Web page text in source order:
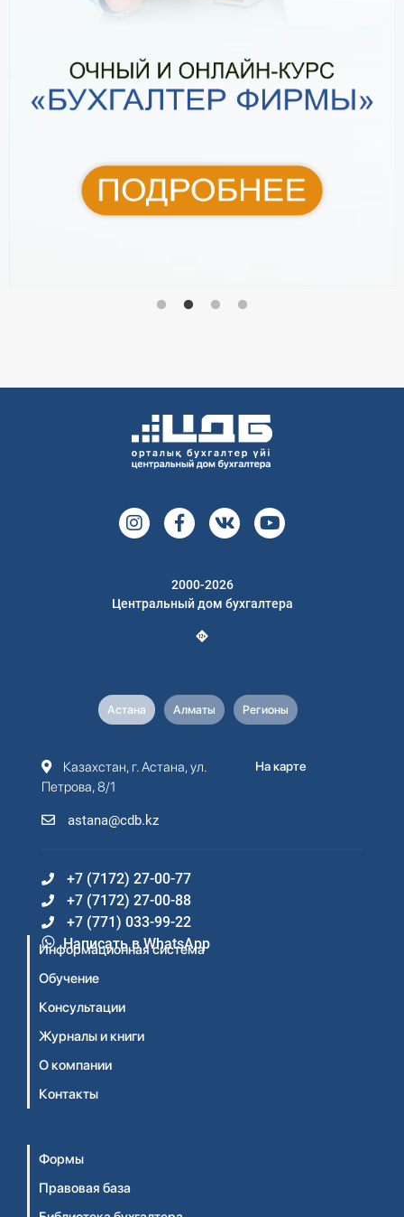
2000-2026
Центральный дом бухгалтера
Астана Алматы Регионы
Казахстан, г. Астана, ул.
Петрова, 8/1
astana@cdb.kz
На карте
+7 (7172) 27-00-77
+7 (7172) 27-00-88
+7 (771) 033-99-22
Написать в WhatsApp
Информационная система
Обучение
Консультации
Журналы и книги
О компании
Контакты
Формы
Правовая база